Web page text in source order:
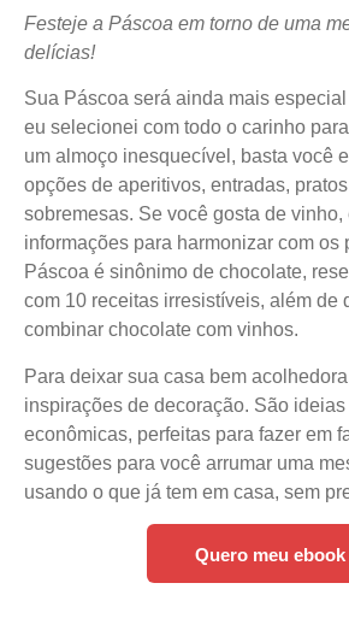
Festeje a Páscoa em torno de uma
delícias!
Sua Páscoa será ainda mais
eu selecionei com todo o carinho
um almoço inesquecível, basta você
opções de aperitivos, entradas,
sobremesas. Se você gosta de vinho,
informações para harmonizar com os
Páscoa é sinônimo de chocolate,
com 10 receitas irresistíveis, além de
combinar chocolate com vinhos.
Para deixar sua casa bem
inspirações de decoração. São
econômicas, perfeitas para fazer em
sugestões para você arrumar uma
usando o que já tem em casa, sem
Quero meu ebook